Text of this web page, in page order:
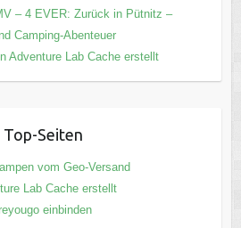
– 4 EVER: Zurück in Pütnitz –
Camping-Abenteuer
Adventure Lab Cache erstellt
Seiten
vom Geo-Versand
Lab Cache erstellt
einbinden